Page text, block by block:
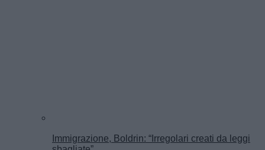
Immigrazione, Boldrin: “Irregolari creati da leggi